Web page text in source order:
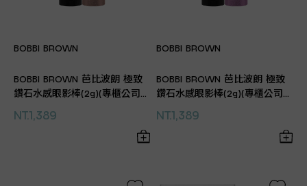
BOBBI BROWN
BOBBI BROWN 芭比波朗 極致
鑽石水感眼影棒(2g)(專櫃公司
NT.1,389
BOBBI BROWN
BOBBI BROWN 芭比波朗 極致
鑽石水感眼影棒(2g)(專櫃公司
NT.1,389